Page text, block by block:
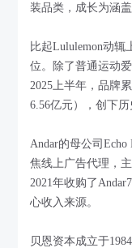
装品类，成长为涵
比起Lululemon动辄
位。除了普通运动
2025上半年，品牌
6.56亿元），创下历
Andar的母公司
焦线上广告代理，
2021年收购了
心收入来源。
贝恩资本成立于